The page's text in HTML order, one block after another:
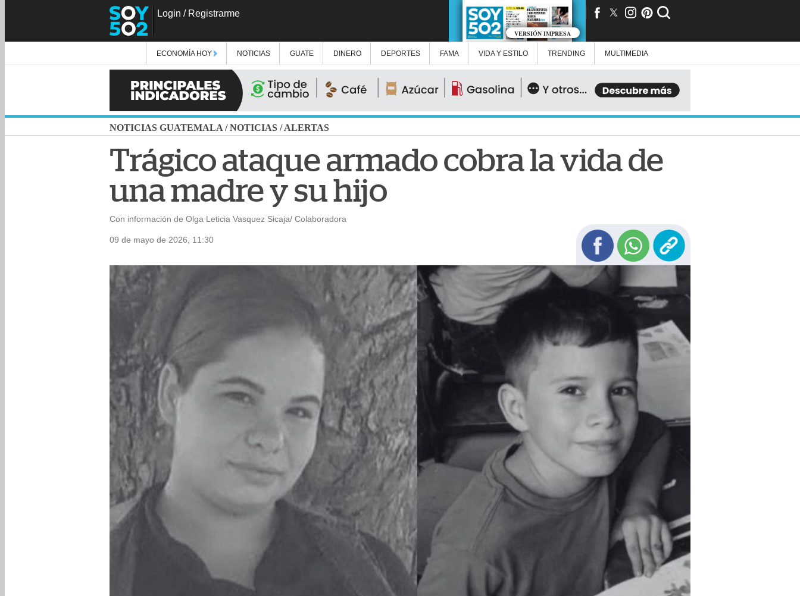
Login / Registrarme
VERSIÓN IMPRESA
ECONOMÍA HOY NOTICIAS GUATE DINERO DEPORTES FAMA VIDA Y ESTILO TRENDING MULTIMEDIA
NOTICIAS GUATEMALA /NOTICIAS /ALERTAS
Trágico ataque armado cobra la vida de
una madre y su hijo
Con información de Olga Leticia Vasquez Sicaja/ Colaboradora
09 de mayo de 2026, 11:30